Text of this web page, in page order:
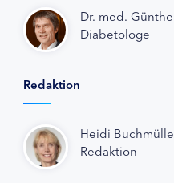
Dr. med.
Diabetologe
Redaktion
Heidi
Redaktion